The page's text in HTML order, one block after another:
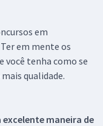
em
em mente os
você tenha como se
qualidade.
maneira de